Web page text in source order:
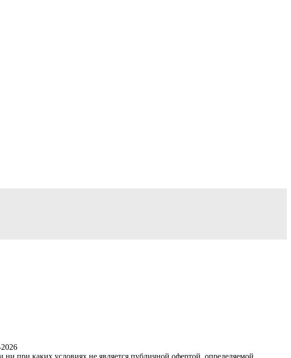
при каких условиях не является публичной офертой, определяемой